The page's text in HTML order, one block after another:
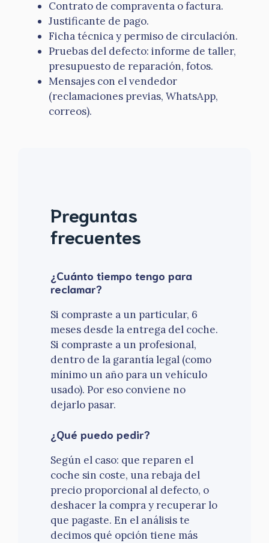
Contrato de compraventa o factura.
Justificante de pago.
Ficha técnica y permiso de circulación.
Pruebas del defecto: informe de taller,
presupuesto de reparación, fotos.
Mensajes con el vendedor
(reclamaciones previas, WhatsApp,
correos).
Preguntas
frecuentes
¿Cuánto tiempo tengo para
reclamar?
Si compraste a un particular, 6
meses desde la entrega del coche.
Si compraste a un profesional,
dentro de la garantía legal (como
mínimo un año para un vehículo
usado). Por eso conviene no
dejarlo pasar.
¿Qué puedo pedir?
Según el caso: que reparen el
coche sin coste, una rebaja del
precio proporcional al defecto, o
deshacer la compra y recuperar lo
que pagaste. En el análisis te
decimos qué opción tiene más